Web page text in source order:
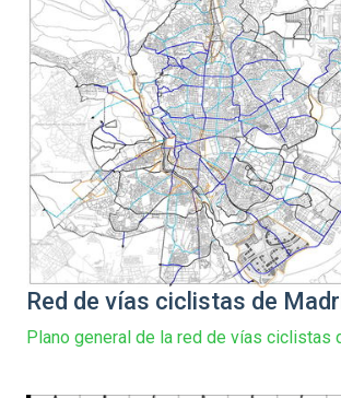
Red de vías ciclistas de
Plano general de la red de vías ciclistas